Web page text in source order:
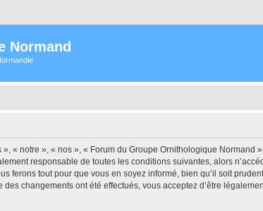
Normand
« notre », « nos », « Forum du Groupe Ornithologique Normand
responsable de toutes les conditions suivantes, alors
ferons tout pour que vous en soyez informé, bien qu’il soit
changements ont été effectués, vous acceptez d’être